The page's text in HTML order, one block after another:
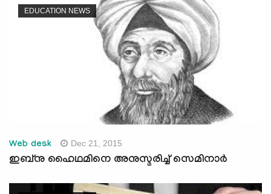
EDUCATION NEWS
Web desk Dec 21, 2015
ഇബ്‌നു ഹൈഥമിനെ അനുസ്മരിച്ച് സെമിനാര്‍